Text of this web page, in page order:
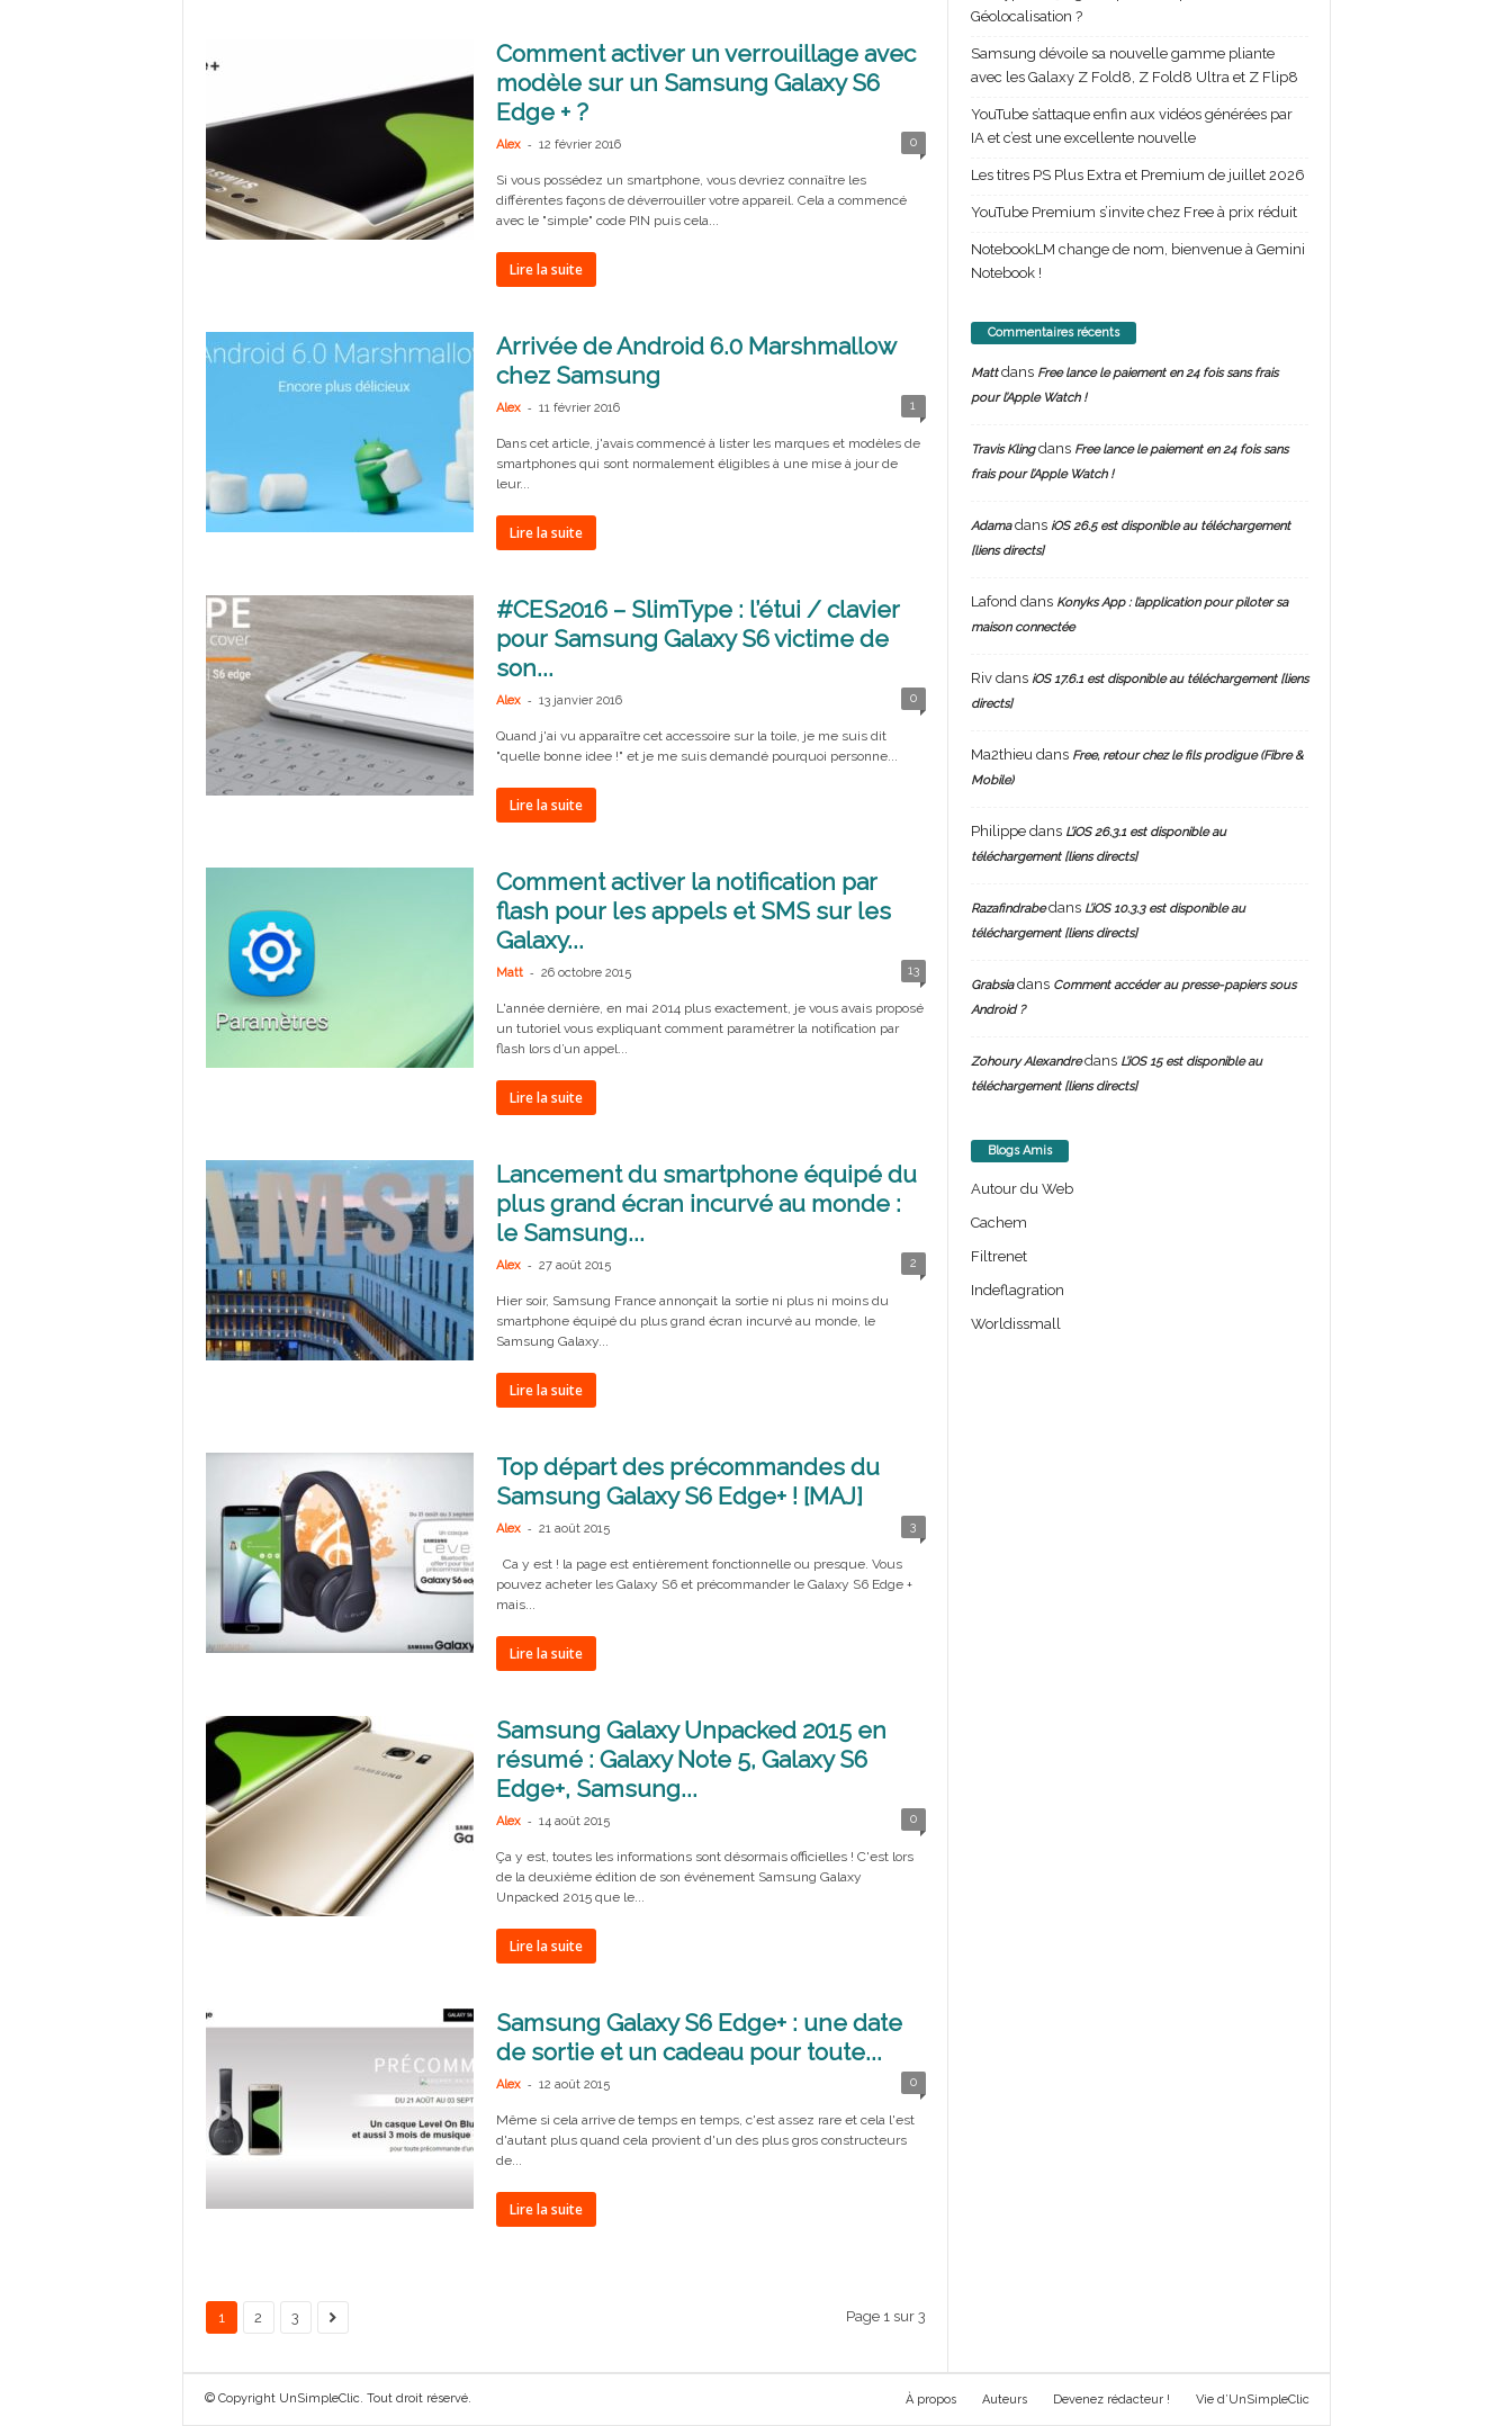
Comment activer un verrouillage avec
modèle sur un Samsung Galaxy S6
Edge + ?
Alex - 12 février 2016 0
Si vous possédez un smartphone, vous devriez connaître les
différentes façons de déverrouiller votre appareil. Cela a commencé
avec le "simple" code PIN puis cela...
Lire la suite
Arrivée de Android 6.0 Marshmallow
chez Samsung
Alex - 11 février 2016 1
Dans cet article, j'avais commencé à lister les marques et modèles de
smartphones qui sont normalement éligibles à une mise à jour de
leur...
Lire la suite
#CES2016 – SlimType : l’étui / clavier
pour Samsung Galaxy S6 victime de
son...
Alex - 13 janvier 2016 0
Quand j'ai vu apparaître cet accessoire sur la toile, je me suis dit
"quelle bonne idee !" et je me suis demandé pourquoi personne...
Lire la suite
Comment activer la notification par
flash pour les appels et SMS sur les
Galaxy...
Matt - 26 octobre 2015 13
L'année dernière, en mai 2014 plus exactement, je vous avais proposé
un tutoriel vous expliquant comment paramétrer la notification par
flash lors d’un appel...
Lire la suite
Lancement du smartphone équipé du
plus grand écran incurvé au monde :
le Samsung...
Alex - 27 août 2015 2
Hier soir, Samsung France annonçait la sortie ni plus ni moins du
smartphone équipé du plus grand écran incurvé au monde, le
Samsung Galaxy...
Lire la suite
Top départ des précommandes du
Samsung Galaxy S6 Edge+ ! [MAJ]
Alex - 21 août 2015 3
Ca y est ! la page est entièrement fonctionnelle ou presque. Vous
pouvez acheter les Galaxy S6 et précommander le Galaxy S6 Edge +
mais...
Lire la suite
Samsung Galaxy Unpacked 2015 en
résumé : Galaxy Note 5, Galaxy S6
Edge+, Samsung...
Alex - 14 août 2015 0
Ça y est, toutes les informations sont désormais officielles ! C'est lors
de la deuxième édition de son événement Samsung Galaxy
Unpacked 2015 que le...
Lire la suite
Samsung Galaxy S6 Edge+ : une date
de sortie et un cadeau pour toute...
Alex - 12 août 2015 0
Même si cela arrive de temps en temps, c'est assez rare et cela l'est
d'autant plus quand cela provient d'un des plus gros constructeurs
de...
Lire la suite
1 2 3 Page 1 sur 3
Géolocalisation ?
Samsung dévoile sa nouvelle gamme pliante
avec les Galaxy Z Fold8, Z Fold8 Ultra et Z Flip8
YouTube s’attaque enfin aux vidéos générées par
IA et c’est une excellente nouvelle
Les titres PS Plus Extra et Premium de juillet 2026
YouTube Premium s’invite chez Free à prix réduit
NotebookLM change de nom, bienvenue à Gemini
Notebook !
Commentaires récents
Mattdans Free lance le paiement en 24 fois sans frais
pour l’Apple Watch !
Travis Klingdans Free lance le paiement en 24 fois sans
frais pour l’Apple Watch !
Adamadans iOS 26.5 est disponible au téléchargement
[liens directs]
Lafond dans Konyks App : l’application pour piloter sa
maison connectée
Rivdans iOS 17.6.1 est disponible au téléchargement [liens
directs]
Ma2thieu dans Free, retour chez le fils prodigue (Fibre &
Mobile)
Philippedans L’iOS 26.3.1 est disponible au
téléchargement [liens directs]
Razafindrabedans L’iOS 10.3.3 est disponible au
téléchargement [liens directs]
Grabsiadans Comment accéder au presse-papiers sous
Android ?
Zohoury Alexandredans L’iOS 15 est disponible au
téléchargement [liens directs]
Blogs Amis
Autour du Web
Cachem
Filtrenet
Indeflagration
Worldissmall
À propos Auteurs Devenez rédacteur ! Vie d’UnSimpleClic
© Copyright UnSimpleClic. Tout droit réservé.